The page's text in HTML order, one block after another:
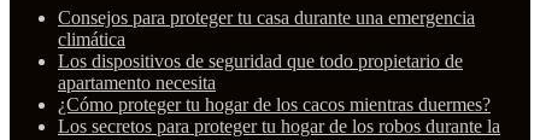
Consejos para proteger tu casa durante una emergencia
climática
Los dispositivos de seguridad que todo propietario de
apartamento necesita
¿Cómo proteger tu hogar de los cacos mientras duermes?
Los secretos para proteger tu hogar de los robos durante la